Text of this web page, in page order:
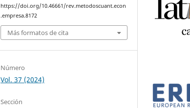
https://doi.org/10.46661/rev.metodoscuant.econ
.empresa.8172
Más formatos de cita
Número
Vol. 37 (2024)
Sección